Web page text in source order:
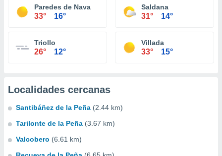
Paredes de Nava
33° 16°
Saldana
31° 14°
Triollo
26° 12°
Villada
33° 15°
Localidades cercanas
Santibáñez de la Peña (2.44 km)
Tarilonte de la Peña (3.67 km)
Valcobero (6.61 km)